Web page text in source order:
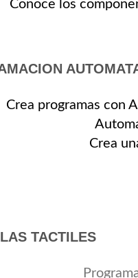
Conoce los
Crea programas con
Crea
TACTILES